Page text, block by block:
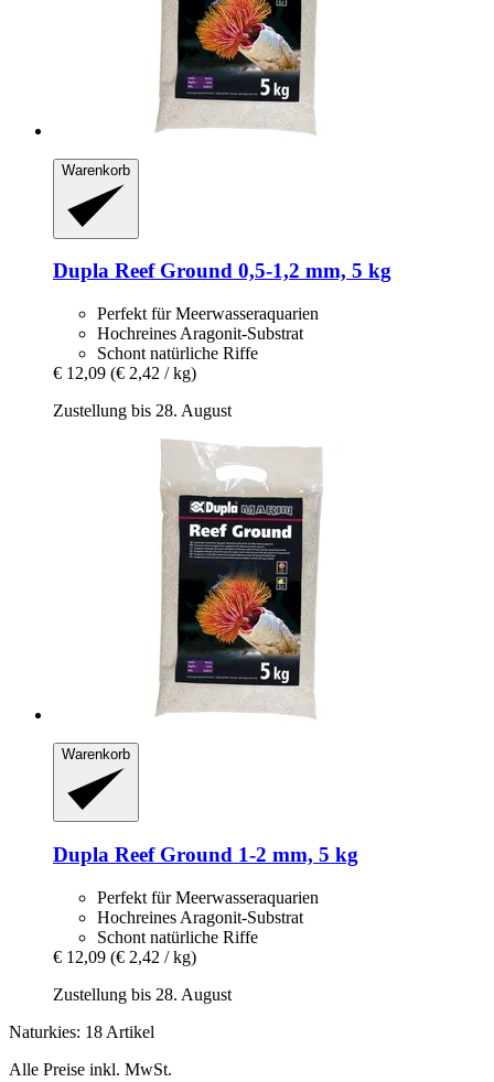
Warenkorb
Dupla Reef Ground 0,5-​1,2 mm, 5 kg
Perfekt für Meerwasseraquarien
Hochreines Aragonit-Substrat
Schont natürliche Riffe
€ 12,09 (€ 2,42 / kg)
Zustellung bis 28. August
Warenkorb
Dupla Reef Ground 1-​2 mm, 5 kg
Perfekt für Meerwasseraquarien
Hochreines Aragonit-Substrat
Schont natürliche Riffe
€ 12,09 (€ 2,42 / kg)
Zustellung bis 28. August
Naturkies: 18 Artikel
Alle Preise inkl. MwSt.